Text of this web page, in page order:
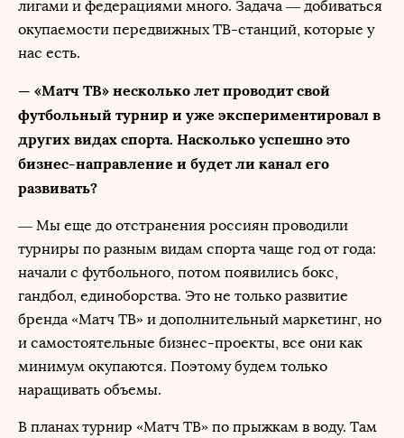
лигами и федерациями много. Задача — добиваться
окупаемости передвижных ТВ-станций, которые у
нас есть.
— «Матч ТВ» несколько лет проводит свой
футбольный турнир и уже экспериментировал в
других видах спорта. Насколько успешно это
бизнес-направление и будет ли канал его
развивать?
— Мы еще до отстранения россиян проводили
турниры по разным видам спорта чаще год от года:
начали с футбольного, потом появились бокс,
гандбол, единоборства. Это не только развитие
бренда «Матч ТВ» и дополнительный маркетинг, но
и самостоятельные бизнес-проекты, все они как
минимум окупаются. Поэтому будем только
наращивать объемы.
В планах турнир «Матч ТВ» по прыжкам в воду. Там